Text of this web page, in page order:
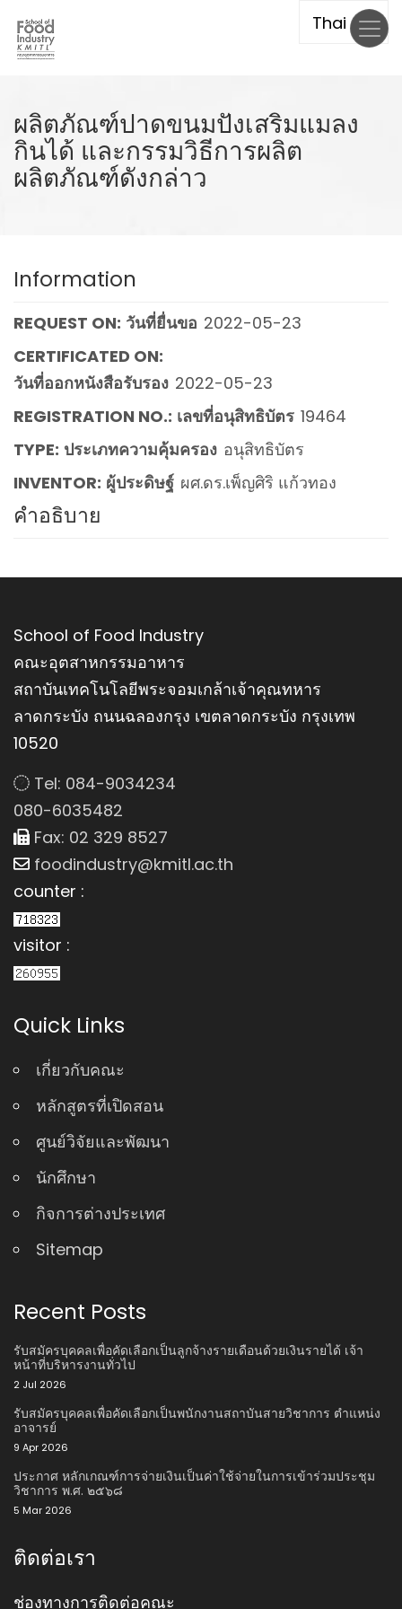
Skip
main
ผลิตภัณฑ์ปาดขนมปังเสริมแมลง
กินได้ และกรรมวิธีการผลิต
ผลิตภัณฑ์ดังกล่าว
Information
REQUEST ON: วันที่ยื่นขอ 2022-05-23
CERTIFICATED ON:
วันที่ออกหนังสือรับรอง 2022-05-23
REGISTRATION NO.: เลขที่อนุสิทธิบัตร 19464
TYPE: ประเภทความคุ้มครอง อนุสิทธิบัตร
INVENTOR: ผู้ประดิษฐ์ ผศ.ดร.เพ็ญศิริ แก้วทอง
คำอธิบาย
School of Food Industry
คณะอุตสาหกรรมอาหาร
สถาบันเทคโนโลยีพระจอมเกล้าเจ้าคุณทหาร
ลาดกระบัง ถนนฉลองกรุง เขตลาดกระบัง กรุงเทพ
10520
Tel: 084-9034234
080-6035482
Fax: 02 329 8527
foodindustry@kmitl.ac.th
counter :
visitor :
Quick Links
เกี่ยวกับคณะ
หลักสูตรที่เปิดสอน
ศูนย์วิจัยและพัฒนา
นักศึกษา
กิจการต่างประเทศ
Sitemap
Recent Posts
รับสมัครบุคคลเพื่อคัดเลือกเป็นลูกจ้างรายเดือนด้วยเงินรายได้ เจ้า
หน้าที่บริหารงานทั่วไป
2 Jul 2026
รับสมัครบุคคลเพื่อคัดเลือกเป็นพนักงานสถาบันสายวิชาการ ตําแหน่ง
อาจารย์
9 Apr 2026
ประกาศ หลักเกณฑ์การจ่ายเงินเป็นค่าใช้จ่ายในการเข้าร่วมประชุม
วิชาการ พ.ศ. ๒๕๖๘
5 Mar 2026
ติดต่อเรา
ช่องทางการติดต่อคณะ